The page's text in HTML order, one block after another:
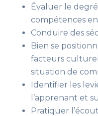
Évaluer le
compétences
Conduire des
Bien se
facteurs
situation de
Identifier les
l’apprenant et
Pratiquer